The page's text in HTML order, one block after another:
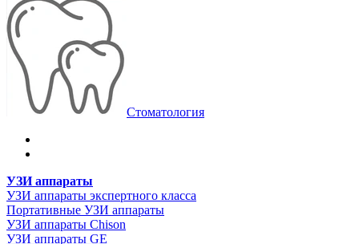
Стоматология
УЗИ аппараты
УЗИ аппараты экспертного класса
Портативные УЗИ аппараты
УЗИ аппараты Chison
УЗИ аппараты GE